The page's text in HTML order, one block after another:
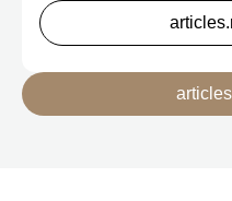
tersebut, Menteri
elektrifikasi terbaru
berteknologi Range-
dirancang untuk